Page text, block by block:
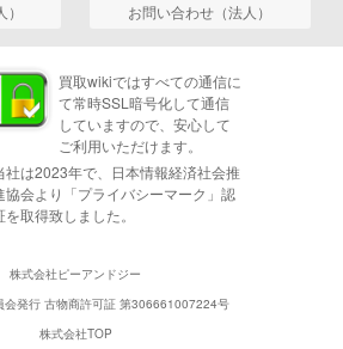
お問い合わせ（法人）
買取wikiではすべての通信に
て常時SSL暗号化して通信
していますので、安心して
ご利用いただけます。
社は2023年で、日本情報経済社会推
協会より「プライバシーマーク」認
を取得致しました。
株式会社ピーアンドジー
会発行 古物商許可証 第306661007224号
株式会社TOP